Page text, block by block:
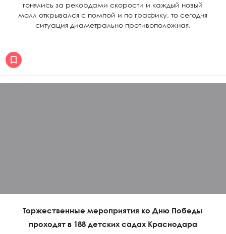
гонялись за рекордами скорости и каждый новый
молл открывался с помпой и по графику, то сегодня
ситуация диаметрально противоположная.
Торжественные мероприятия ко Дню Победы
проходят в 188 детских садах Краснодара